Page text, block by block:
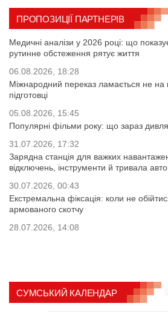
ПРОПОЗИЦІЇ ПАРТНЕРІВ
Медичні аналізи у 2026 році: що
рутинне обстеження рятує життя
06.08.2026, 18:28
Міжнародний переказ ламається не на
підготовці
05.08.2026, 15:45
Популярні фільми року: що зараз
31.07.2026, 17:32
Зарядна станція для важких
відключень, інструменти й тривала
30.07.2026, 00:43
Екстремальна фіксація: коли не
армованого скотчу
28.07.2026, 14:08
СУМСЬКИЙ КАЛЕНДАР